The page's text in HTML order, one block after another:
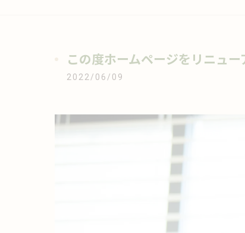
この度ホームページをリニュー
2022/06/09